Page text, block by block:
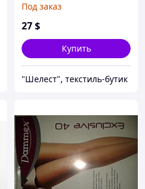
Под заказ
27$
Купить
"Шелест", текстиль-бутик